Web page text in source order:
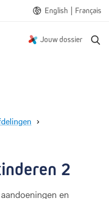
English | Français
Jouw dossier
2
en